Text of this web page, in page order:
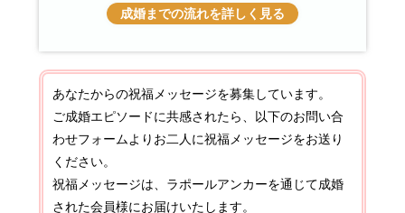
成婚までの流れを詳しく見る
あなたからの祝福メッセージを募集しています。
ご成婚エピソードに共感されたら、以下のお問い合
わせフォームよりお二人に祝福メッセージをお送り
ください。
祝福メッセージは、ラポールアンカーを通じて成婚
された会員様にお届けいたします。